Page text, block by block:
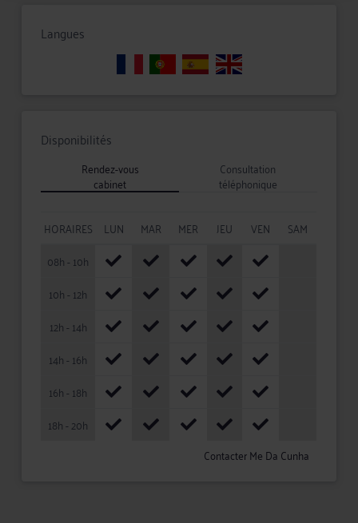
Langues
Disponibilités
Rendez-vous
cabinet
Consultation
téléphonique
HORAIRES LUN MAR MER JEU VEN
SAM
08h - 10h
10h - 12h
12h - 14h
14h - 16h
16h - 18h
18h - 20h
Contacter Me Da Cunha